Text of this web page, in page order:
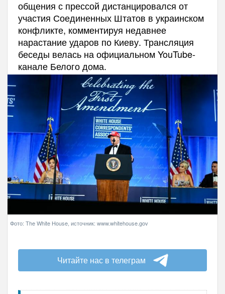
общения с прессой дистанцировался от
участия Соединенных Штатов в украинском
конфликте, комментируя недавнее
нарастание ударов по Киеву. Трансляция
беседы велась на официальном YouTube-
канале Белого дома.
Фото: The White House, источник: www.whitehouse.gov
Читайте нас в телеграм